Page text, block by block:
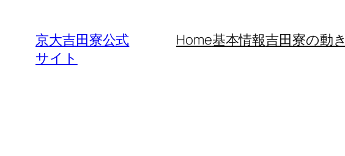
京大吉田寮公式
サイト
Home基本情報吉田寮の動き